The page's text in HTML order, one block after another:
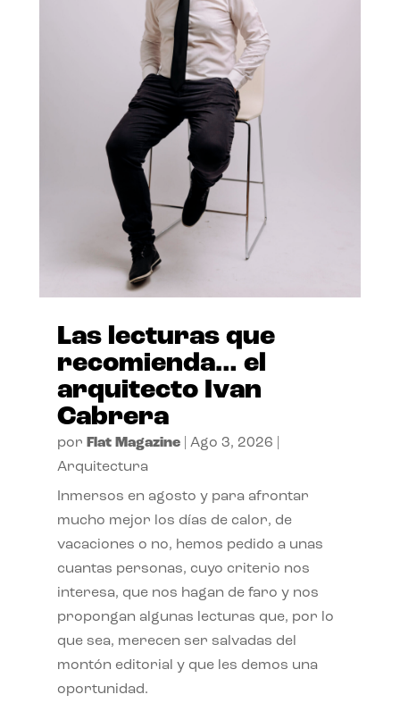
Las lecturas que
recomienda… el
arquitecto Ivan
Cabrera
por Flat Magazine| Ago 3, 2026
Arquitectura
Inmersos en agosto y para afrontar
mucho mejor los días de calor, de
vacaciones o no, hemos pedido a unas
cuantas personas, cuyo criterio nos
interesa, que nos hagan de faro y nos
propongan algunas lecturas que, por lo
que sea, merecen ser salvadas del
montón editorial y que les demos una
oportunidad.